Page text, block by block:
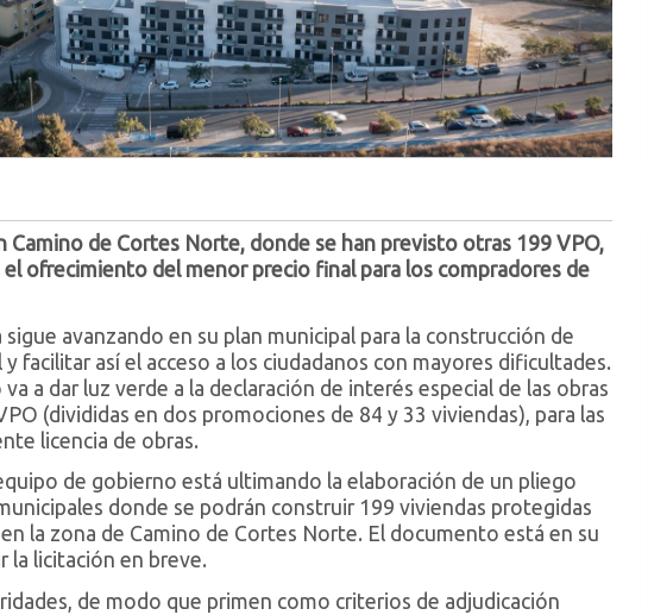
Camino de Cortes Norte, donde se han previsto otras 199 VPO,
el ofrecimiento del menor precio final para los compradores de
avanzando en su plan municipal para la construcción de
facilitar así el acceso a los ciudadanos con mayores dificultades.
a dar luz verde a la declaración de interés especial de las obras
(divididas en dos promociones de 84 y 33 viviendas), para las
licencia de obras.
de gobierno está ultimando la elaboración de un pliego
donde se podrán construir 199 viviendas protegidas
la zona de Camino de Cortes Norte. El documento está en su
la licitación en breve.
de modo que primen como criterios de adjudicación